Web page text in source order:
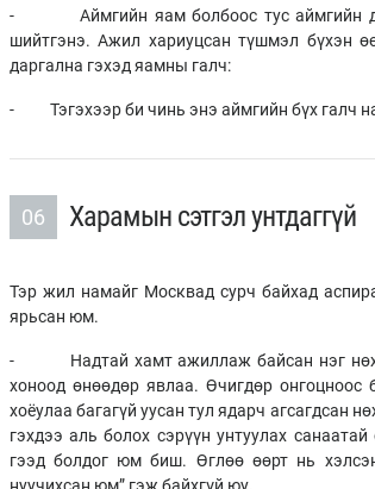
- Аймгийн яам болбоос тус аймгийн
шийтгэнэ. Ажил хариуцсан түшмэл бүхэн
даргална гэхэд яамны галч:
- Тэгэхээр би чинь энэ аймгийн бүх галч
06 Харамын сэтгэл унтдаггүй
Тэр жил намайг Москвад сурч байхад
ярьсан юм.
- Надтай хамт ажиллаж байсан нэг
хоноод өнөөдөр явлаа. Өчигдөр
хоёулаа багагүй уусан тул ядарч агсагдсан
гэхдээ аль болох сэрүүн унтуулах
гээд болдог юм биш. Өглөө өөрт нь